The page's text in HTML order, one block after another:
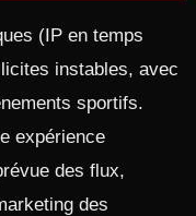
(IP en temps
instables, avec
sportifs.
expérience
des flux,
des